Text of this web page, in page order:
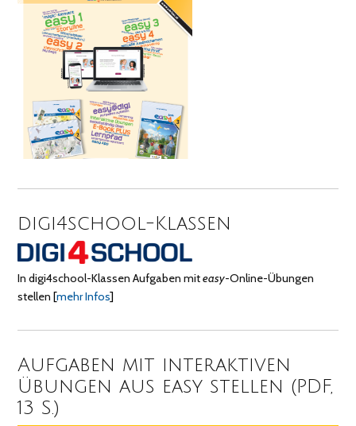
digi4school-Klassen
In digi4school-Klassen Aufgaben miteasy-Online-Übungen
stellen [mehr Infos]
Aufgaben mit interaktiven
Übungen aus easy stellen (PDF,
13 S.)